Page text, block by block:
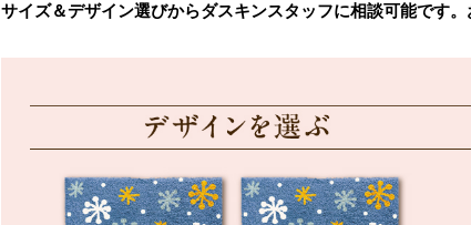
サイズ＆デザイン選びからダスキンスタッフに相談可能です。